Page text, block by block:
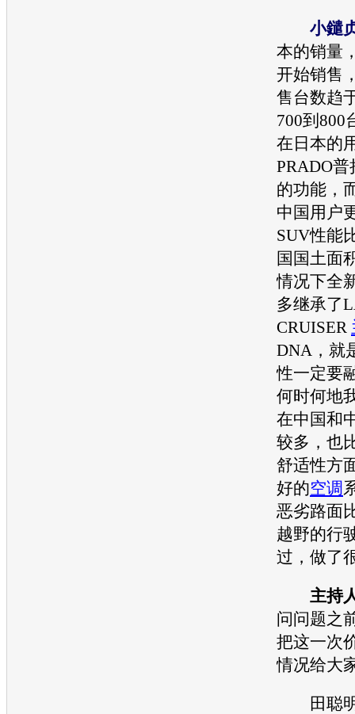
小鑓
本的销量
开始销售
售台数趋
700到800
在日本的
PRADO普
的功能，
中国用户
SUV性能
国国土面
情况下全
多继承了
CRUISER
DNA，就
性一定要
何时何地
在中国和
较多，也
舒适性方
好的空调
恶劣路面
越野的行
过，做了
主持
问问题之
把这一次
情况给大
田聪明